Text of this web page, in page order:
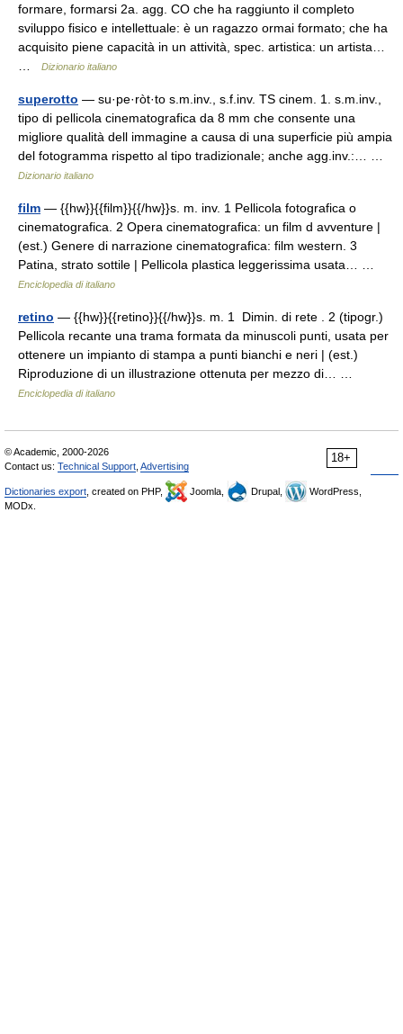
formare, formarsi 2a. agg. CO che ha raggiunto il completo
sviluppo fisico e intellettuale: è un ragazzo ormai formato; che ha
acquisito piene capacità in un attività, spec. artistica: un artista…
Dizionario italiano
superotto — su·pe·ròt·to s.m.inv., s.f.inv. TS cinem. 1. s.m.inv.,
tipo di pellicola cinematografica da 8 mm che consente una
migliore qualità dell immagine a causa di una superficie più ampia
del fotogramma rispetto al tipo tradizionale; anche agg.inv.:… …
Dizionario italiano
film — {{hw}}{{film}}{{/hw}}s. m. inv. 1 Pellicola fotografica o
cinematografica. 2 Opera cinematografica: un film d avventure |
(est.) Genere di narrazione cinematografica: film western. 3
Patina, strato sottile | Pellicola plastica leggerissima usata… …
Enciclopedia di italiano
retino — {{hw}}{{retino}}{{/hw}}s. m. 1 Dimin. di rete . 2 (tipogr.)
Pellicola recante una trama formata da minuscoli punti, usata per
ottenere un impianto di stampa a punti bianchi e neri | (est.)
Riproduzione di un illustrazione ottenuta per mezzo di… …
Enciclopedia di italiano
18+
© Academic, 2000-2026
Contact us: Technical Support Advertising
Dictionaries export , created on PHP, Joomla, Drupal,
WordPress,
MODx.